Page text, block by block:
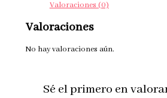
Valoraciones (0)
Valoraciones
No hay valoraciones aún.
Sé el primero en